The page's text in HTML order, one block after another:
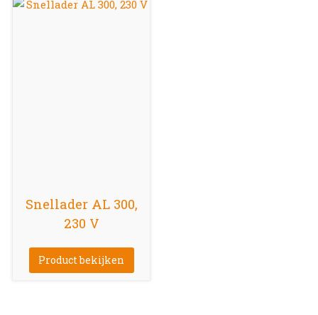
Snellader AL 300,
230 V
Product bekijken